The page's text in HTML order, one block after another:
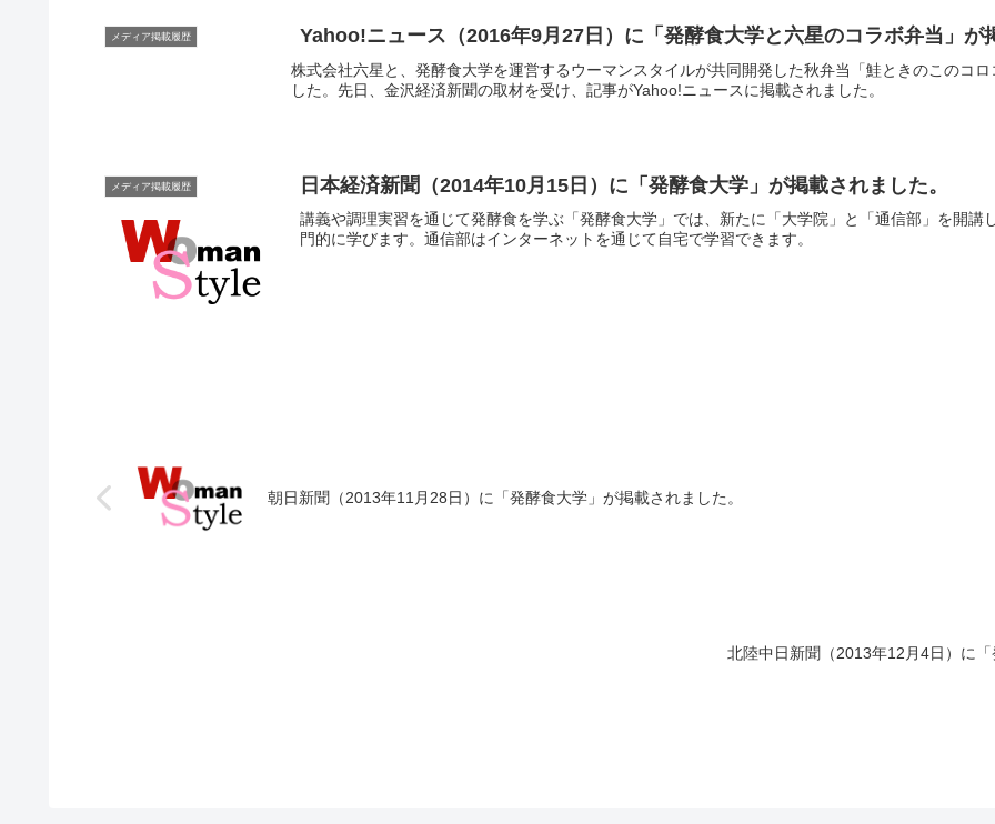
メディア掲載履歴 Yahoo!ニュース（2016年9月27日）に「発酵食大学と六星のコラボ弁当」が
株式会社六星と、発酵食大学を運営するウーマンスタイルが共同開発した秋弁当「鮭ときのこのコ
した。先日、金沢経済新聞の取材を受け、記事がYahoo!ニュースに掲載されました。
メディア掲載履歴 日本経済新聞（2014年10月15日）に「発酵食大学」が掲載されました。
講義や調理実習を通じて発酵食を学ぶ「発酵食大学」では、新たに「大学院」と「通信部」を開
門的に学びます。通信部はインターネットを通じて自宅で学習できます。
朝日新聞（2013年11月28日）に「発酵食大学」が掲載されました。
北陸中日新聞（2013年12月4日）に「